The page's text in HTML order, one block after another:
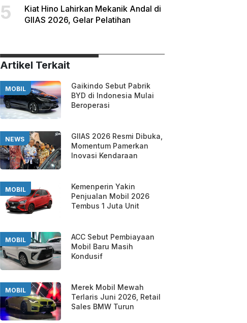
5
Kiat Hino Lahirkan Mekanik Andal di
GIIAS 2026, Gelar Pelatihan
Artikel Terkait
MOBIL
Gaikindo Sebut Pabrik
BYD di Indonesia Mulai
Beroperasi
NEWS
GIIAS 2026 Resmi Dibuka,
Momentum Pamerkan
Inovasi Kendaraan
MOBIL
Kemenperin Yakin
Penjualan Mobil 2026
Tembus 1 Juta Unit
MOBIL
ACC Sebut Pembiayaan
Mobil Baru Masih
Kondusif
MOBIL
Merek Mobil Mewah
Terlaris Juni 2026, Retail
Sales BMW Turun